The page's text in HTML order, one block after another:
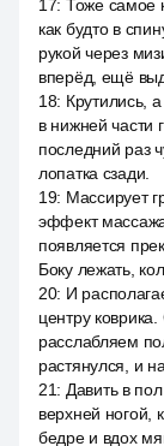
17: Тоже самое
как будто в
рукой через
вперёд, ещё
18: Крутились,
в нижней части
последний раз
лопатка сзади.
19: Массирует
эффект
появляется
Боку лежать,
20: И
центру
расслабляем
растянулся, и
21: Давить в
верхней ногой,
бедре и вдох